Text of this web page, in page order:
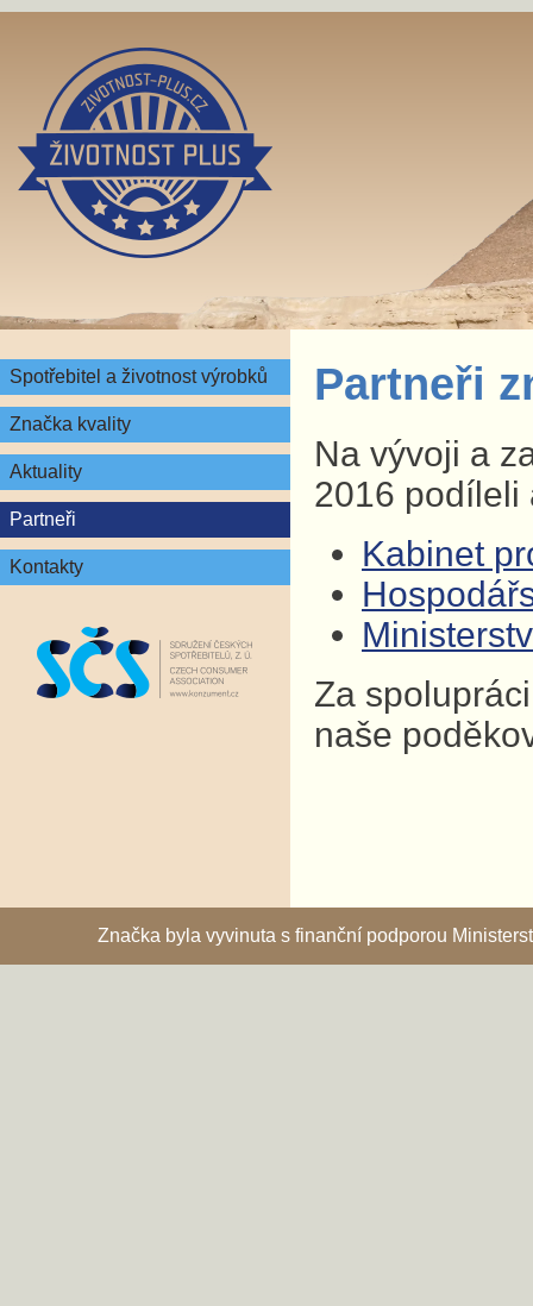
Spotřebitel a životnost výrobků
Značka kvality
Aktuality
Partneři
Kontakty
Partneři
Na vývoji a
2016 podíleli
Kabinet
Za
naše
Značka byla vyvinuta s finanční podporou